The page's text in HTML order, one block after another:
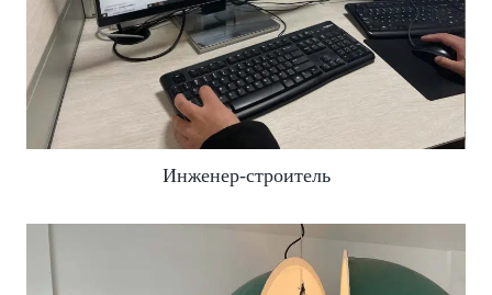
Инженер-строитель